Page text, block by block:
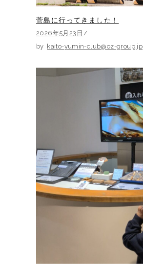
菅島に行ってきました！
2026年5月23日
by kaito-yumin-club@oz-group.jp